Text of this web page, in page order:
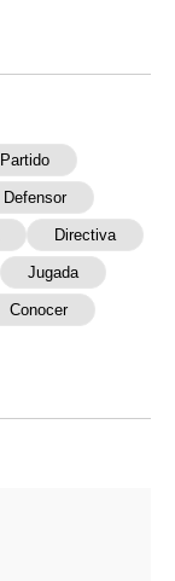
Partido
Defensor
Directiva
Jugada
Conocer